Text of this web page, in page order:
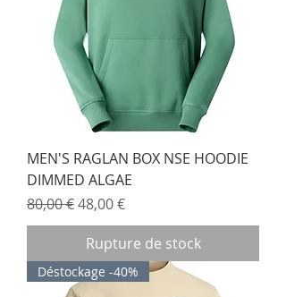
MEN'S RAGLAN BOX NSE HOODIE
DIMMED ALGAE
Prix original
80,00 €Prix promotionnel
48,00 €
Rupture de stock
Déstockage -40%